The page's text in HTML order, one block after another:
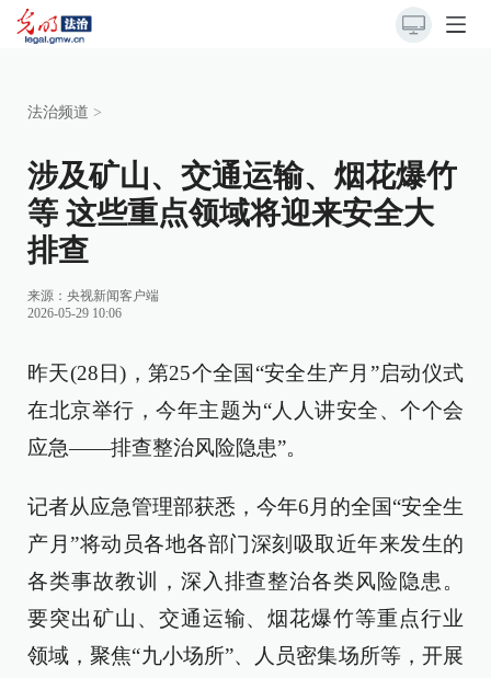
法治频道 >
涉及矿山、交通运输、烟花爆竹
等 这些重点领域将迎来安全大
排查
来源： 央视新闻客户端
2026-05-29 10:06
昨天(28日)，第25个全国“安全生产月”启动仪式
在北京举行，今年主题为“人人讲安全、个个会
应急——排查整治风险隐患”。
记者从应急管理部获悉，今年6月的全国“安全生
产月”将动员各地各部门深刻吸取近年来发生的
各类事故教训，深入排查整治各类风险隐患。
要突出矿山、交通运输、烟花爆竹等重点行业
领域，聚焦“九小场所”、人员密集场所等，开展